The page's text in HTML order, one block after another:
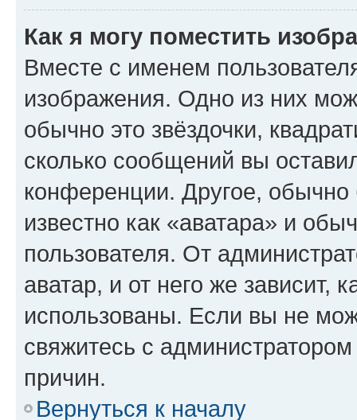
Как я могу поместить
Вместе с именем
изображения. Одно из них
обычно это звёздочки,
сколько сообщений вы
конференции. Другое,
известно как «аватара» и
пользователя. От
аватар, и от него же зависит,
использованы. Если вы не
свяжитесь с
причин.
Вернуться к началу